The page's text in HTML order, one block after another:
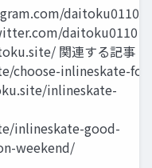
daitoku0110/
daitoku0110
関連する記事
choose-inlineskate-for-
inlineskate-
inlineskate-good-
weekend/